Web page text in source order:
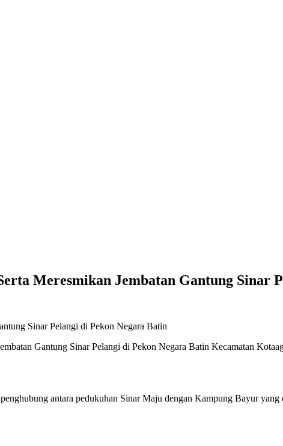
Meresmikan Jembatan Gantung Sinar
Gantung Sinar Pelangi di Pekon Negara Batin Kecamatan
antara pedukuhan Sinar Maju dengan Kampung Bayur